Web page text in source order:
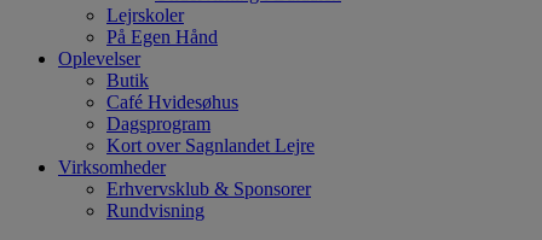
Lejrskoler
På Egen Hånd
Oplevelser
Butik
Café Hvidesøhus
Dagsprogram
Kort over Sagnlandet Lejre
Virksomheder
Erhvervsklub & Sponsorer
Rundvisning